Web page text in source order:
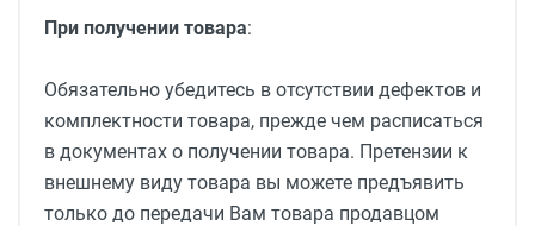
При получении товара:
Обязательно убедитесь в отсутствии дефектов и
комплектности товара, прежде чем расписаться
в документах о получении товара. Претензии к
внешнему виду товара вы можете предъявить
только до передачи Вам товара продавцом